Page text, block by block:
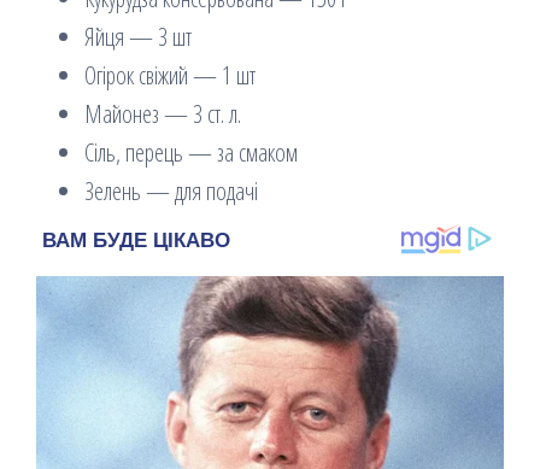
Яйця — 3 шт
Огірок свіжий — 1 шт
Майонез — 3 ст. л.
Сіль, перець — за смаком
Зелень — для подачі